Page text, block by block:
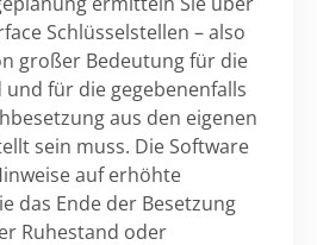
Schlüsselstellen – also
großer Bedeutung für die
für die gegebenenfalls
aus den eigenen
sein muss. Die Software
auf erhöhte
das Ende der Besetzung
Ruhestand oder